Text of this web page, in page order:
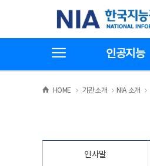
기
한국지능정보사회진흥원
인공지능
HOME >
기관소개 >NIA 소개
인사말